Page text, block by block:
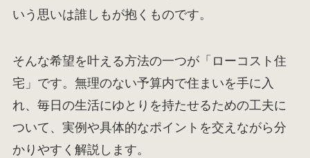
いう思いは誰しもが抱くものです。
そんな希望を叶える方法の一つが「ローコスト住
宅」です。無理のない予算内で住まいを手に入
れ、毎日の生活にゆとりを持たせるための工夫に
ついて、実例や具体的なポイントを交えながら分
かりやすく解説します。